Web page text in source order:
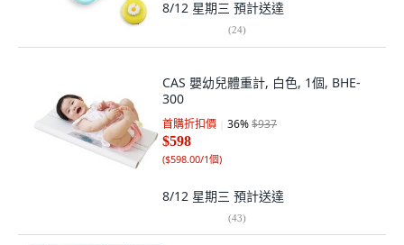
8/12 星期三 預計送達
(24)
CAS 嬰幼兒體重計, 白色, 1個, BHE-
300
首購折扣價 36%$937
$598
($598.00/1個)
8/12 星期三 預計送達
(43)